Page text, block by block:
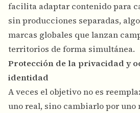
facilita adaptar contenido para
sin producciones separadas,
marcas globales que lanzan
territorios de forma simultánea.
Protección de la privacidad y
identidad
A veces el objetivo no es
uno real, sino cambiarlo por uno